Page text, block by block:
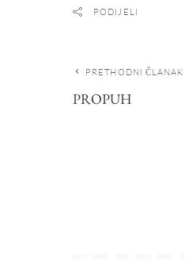
PODIJELI
PRETHODNI ČLANAK
PROPUH